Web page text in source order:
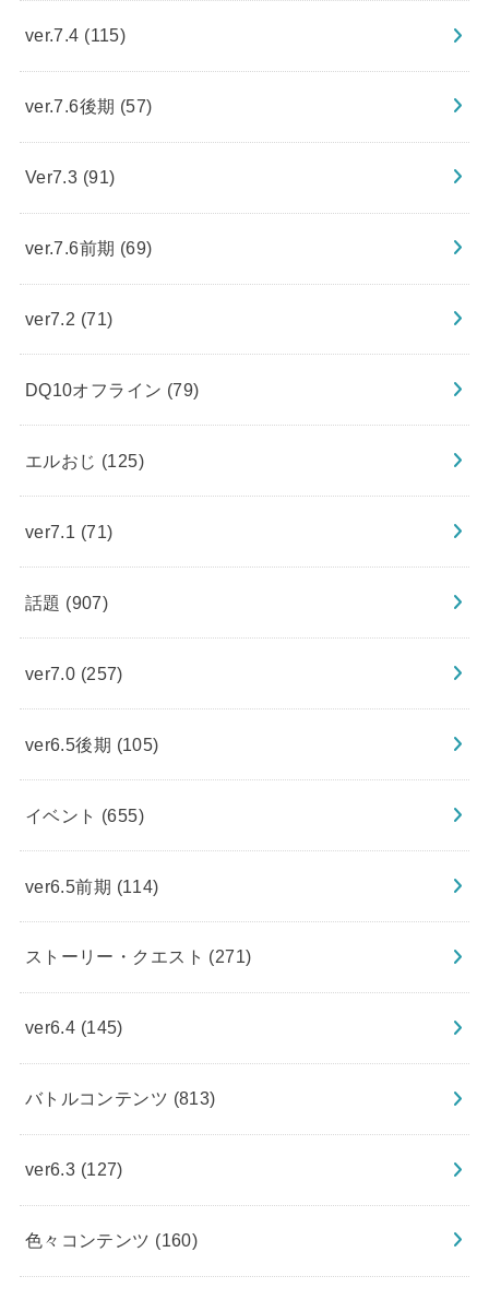
ver.7.4 (115)
ver.7.6後期 (57)
Ver7.3 (91)
ver.7.6前期 (69)
ver7.2 (71)
DQ10オフライン (79)
エルおじ (125)
ver7.1 (71)
話題 (907)
ver7.0 (257)
ver6.5後期 (105)
イベント (655)
ver6.5前期 (114)
ストーリー・クエスト (271)
ver6.4 (145)
バトルコンテンツ (813)
ver6.3 (127)
色々コンテンツ (160)